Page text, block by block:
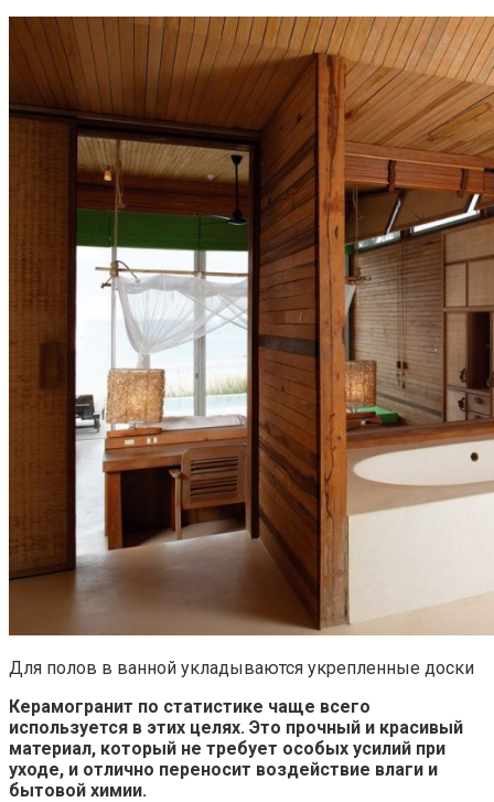
Для полов в ванной укладываются укрепленные доски
Керамогранит по статистике чаще всего
используется в этих целях. Это прочный и красивый
материал, который не требует особых усилий при
уходе, и отлично переносит воздействие влаги и
бытовой химии.